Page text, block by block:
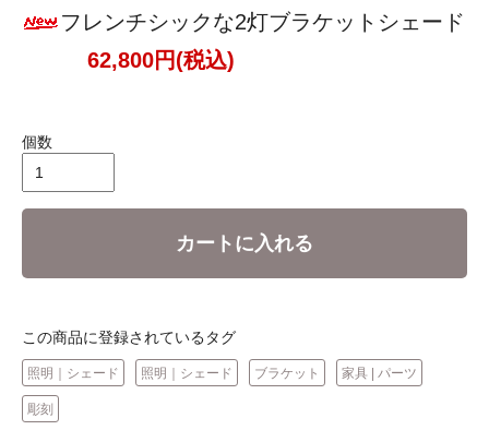
フレンチシックな2灯ブラケットシェード
62,800円(税込)
個数
カートに入れる
この商品に登録されているタグ
照明｜シェード 照明｜シェード ブラケット 家具 | パーツ
彫刻